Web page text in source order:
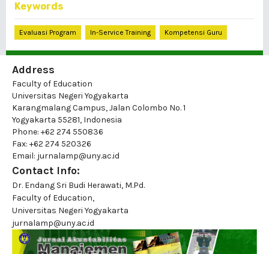
Keywords
Evaluasi Program In-Service Training Kompetensi Guru
Address
Faculty of Education
Universitas Negeri Yogyakarta
Karangmalang Campus, Jalan Colombo No. 1
Yogyakarta 55281, Indonesia
Phone: +62 274 550836
Fax: +62 274 520326
Email: jurnalamp@uny.ac.id
Contact Info:
Dr. Endang Sri Budi Herawati, M.Pd.
Faculty of Education,
Universitas Negeri Yogyakarta
jurnalamp@uny.ac.id